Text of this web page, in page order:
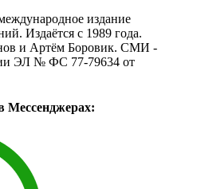
издание
Издаётся с 1989 года.
и Артём Боровик. CМИ -
ЭЛ № ФС 77-79634 от
Мессенджерах: